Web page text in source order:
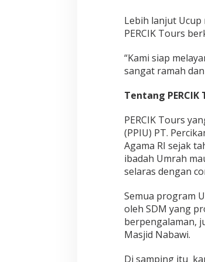
M
a
i
d
l
a
r
a
m
Lebih lanjut
PERCIK Tours
“Kami siap
sangat ramah
Tentang PERCIK
PERCIK Tours
(PPIU) PT.
Agama RI sejak
ibadah Umrah
selaras dengan
Semua program
oleh SDM yang
berpengalaman,
Masjid Nabawi.
Di samping itu